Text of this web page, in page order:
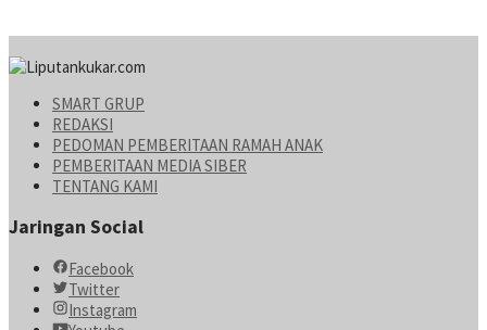
SMART GRUP
REDAKSI
PEDOMAN PEMBERITAAN RAMAH ANAK
PEMBERITAAN MEDIA SIBER
TENTANG KAMI
Jaringan Social
Facebook
Twitter
Instagram